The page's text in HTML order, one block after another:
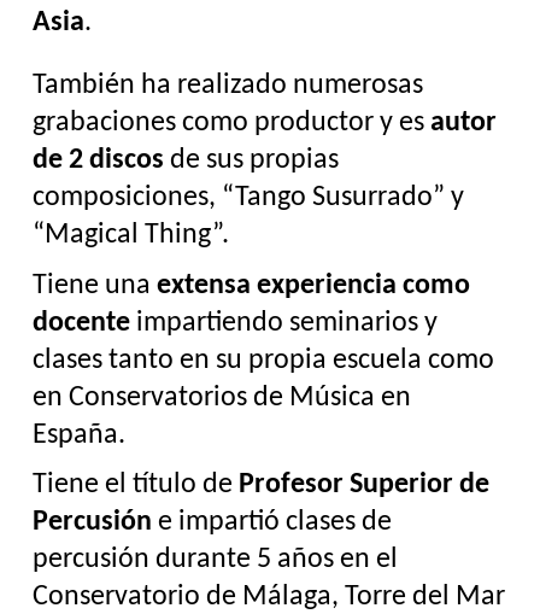
Asia.
También ha realizado numerosas
grabaciones como productor y es autor
de 2 discos de sus propias
composiciones, “Tango Susurrado” y
“Magical Thing”.
Tiene una extensa experiencia como
docente impartiendo seminarios y
clases tanto en su propia escuela como
en Conservatorios de Música en
España.
Tiene el título de Profesor Superior de
Percusión e impartió clases de
percusión durante 5 años en el
Conservatorio de Málaga, Torre del Mar